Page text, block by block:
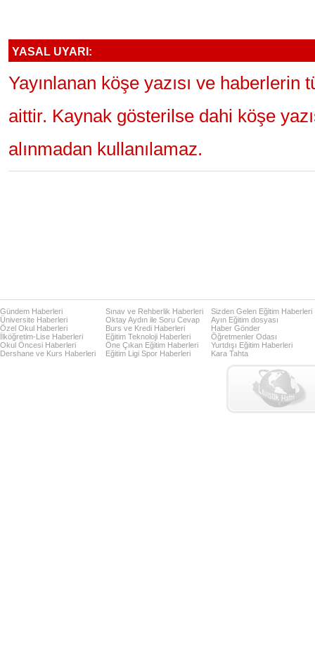
YASAL UYARI:
Yayınlanan köşe yazısı ve haberlerin
aittir. Kaynak gösterilse dahi köşe
alınmadan kullanılamaz.
Gündem Haberleri
Üniversite Haberleri
Özel Okul Haberleri
İlköğretim-Lise Haberleri
Okul Öncesi Haberleri
Dershane ve Kurs Haberleri
Sınav ve Rehberlik Haberleri
Oktay Aydın ile Soru Cevap
Burs ve Kredi Haberleri
Eğitim Teknoloji Haberleri
Öne Çıkan Eğitim Haberleri
Eğitim Ligi Spor Haberleri
Sizden Gelen Eğitim Haberleri
Ayın Eğitim dosyası
Haber Gönder
Öğretmenler Odası
Yurtdışı Eğitim Haberleri
Kara Tahta